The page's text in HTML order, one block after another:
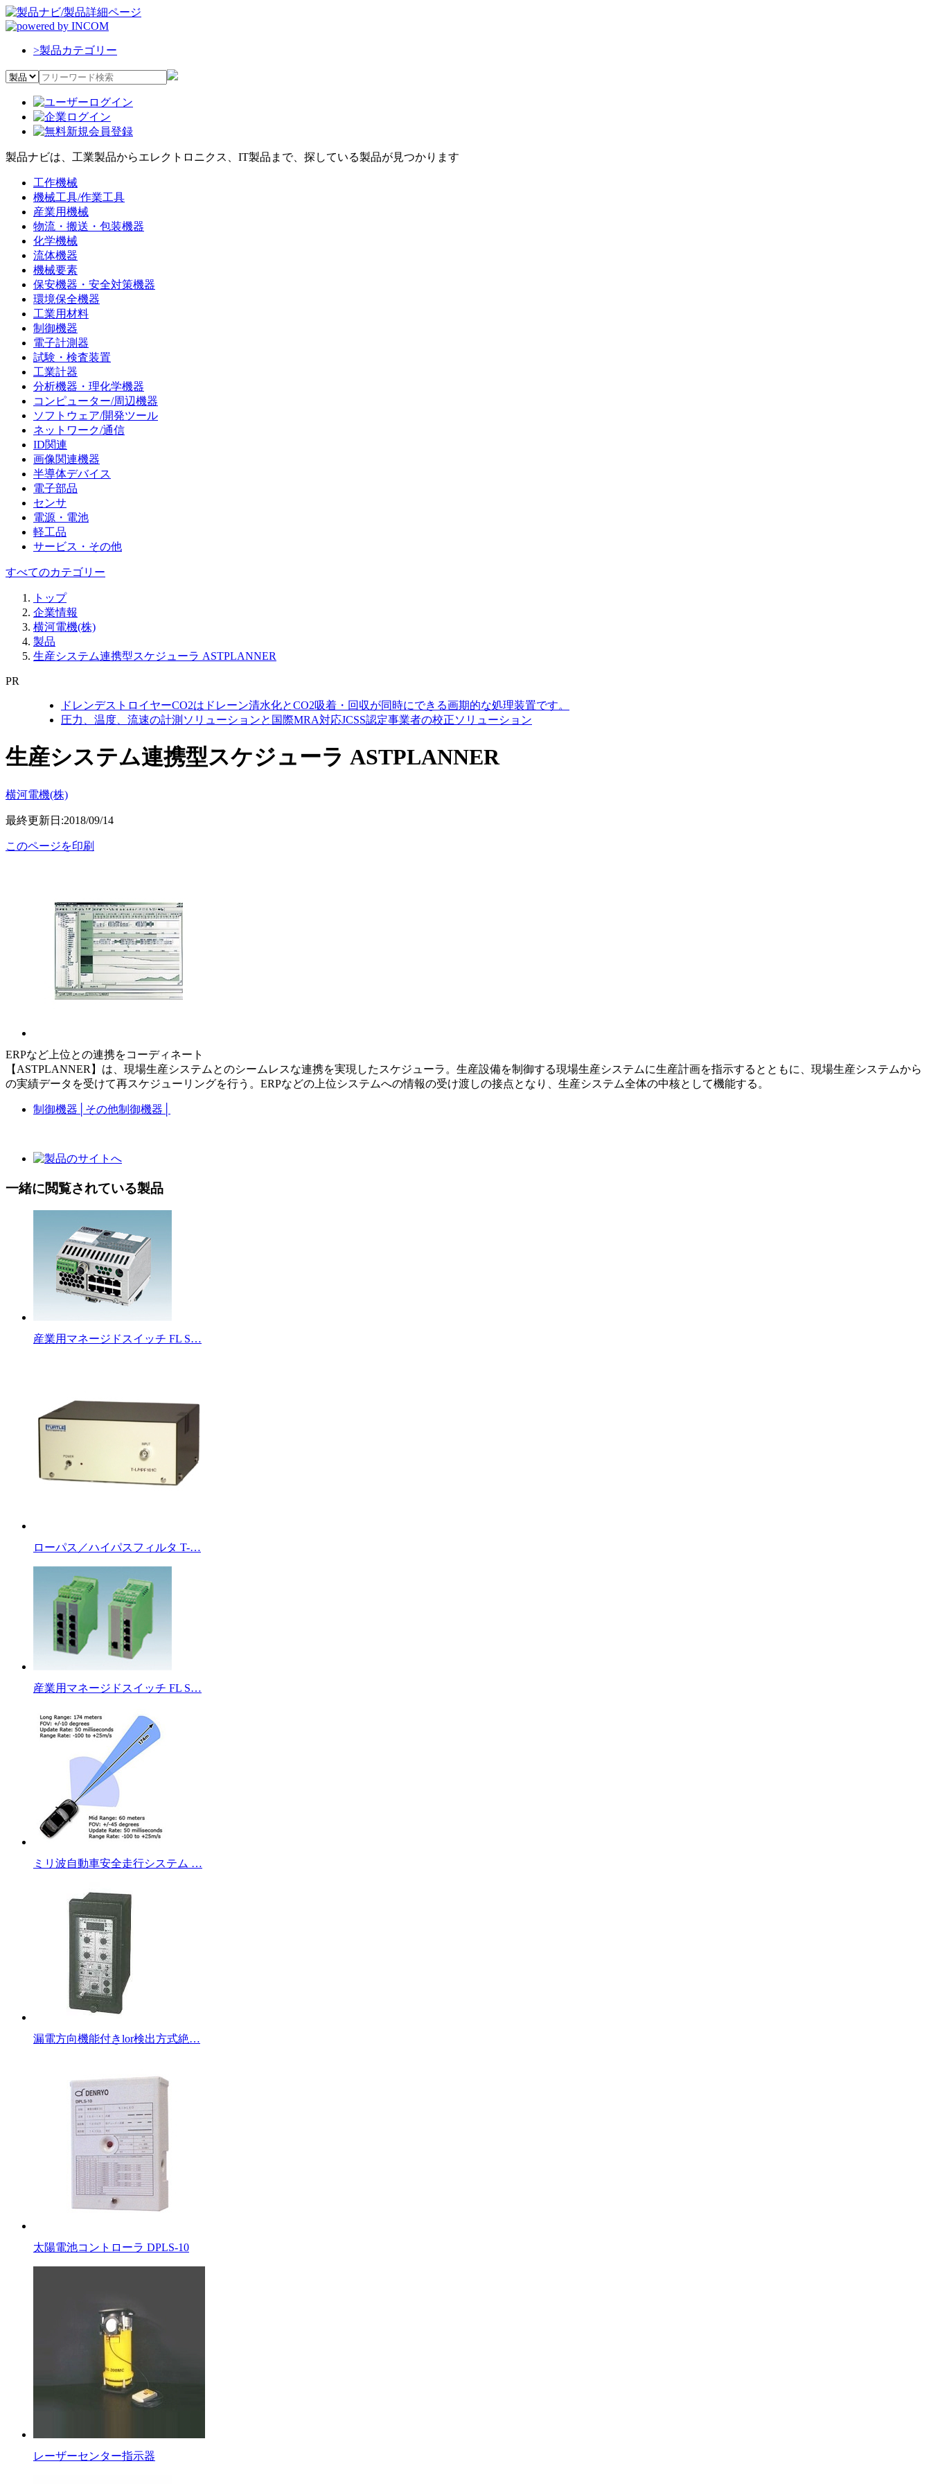
>製品カテゴリー
製品ナビは、工業製品からエレクトロニクス、IT製品まで、探している製品が見つかります
工作機械
機械工具/作業工具
産業用機械
物流・搬送・包装機器
化学機械
流体機器
機械要素
保安機器・安全対策機器
環境保全機器
工業用材料
制御機器
電子計測器
試験・検査装置
工業計器
分析機器・理化学機器
コンピューター/周辺機器
ソフトウェア/開発ツール
ネットワーク/通信
ID関連
画像関連機器
半導体デバイス
電子部品
センサ
電源・電池
軽工品
サービス・その他
すべてのカテゴリー
トップ
企業情報
横河電機(株)
製品
生産システム連携型スケジューラ ASTPLANNER
PR
ドレンデストロイヤーCO2はドレーン清水化とCO2吸着・回収が同時にできる画期的な処理装置です。
圧力、温度、流速の計測ソリューションと国際MRA対応JCSS認定事業者の校正ソリューション
生産システム連携型スケジューラ ASTPLANNER
横河電機(株)
最終更新日:2018/09/14
このページを印刷
ERPなど上位との連携をコーディネート
【ASTPLANNER】は、現場生産システムとのシームレスな連携を実現したスケジューラ。生産設備を制御する現場生産システムに生産計画を指示するとともに、現場生産システムから
の実績データを受けて再スケジューリングを行う。ERPなどの上位システムへの情報の受け渡しの接点となり、生産システム全体の中核として機能する。
制御機器 その他制御機器
一緒に閲覧されている製品
産業用マネージドスイッチ FL S…
ローパス／ハイパスフィルタ T-…
産業用マネージドスイッチ FL S…
ミリ波自動車安全走行システム …
漏電方向機能付きlor検出方式絶…
太陽電池コントローラ DPLS-10
レーザーセンター指示器